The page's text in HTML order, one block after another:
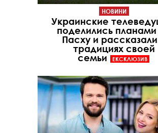
НОВИНИ
Украинские
поделились
Пасху и
традициях своей
семьи
ЕКСКЛЮЗИВ